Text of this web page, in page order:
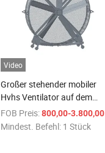
Video
Großer stehender mobiler
Hvhs Ventilator auf dem
Boden
FOB Preis: 800,00-3.800,00 $
Mindest. Befehl: 1 Stück